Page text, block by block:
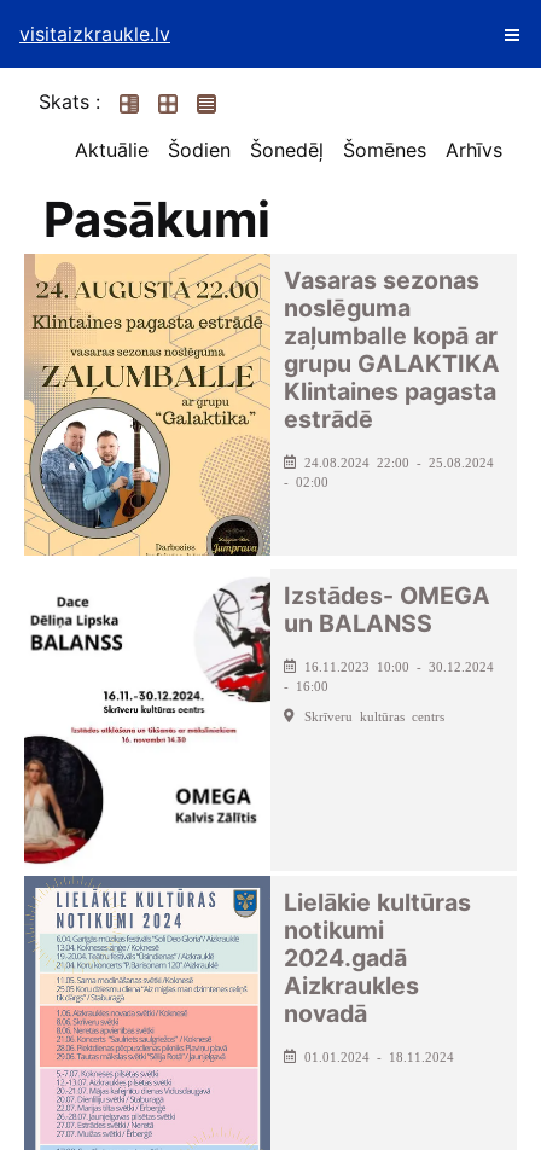
visitaizkraukle.lv
Skats :
Aktuālie
Šodien Šonedēļ Šomēnes Arhīvs
Pasākumi
Vasaras sezonas
noslēguma
zaļumballe kopā ar
grupu GALAKTIKA
Klintaines pagasta
estrādē
24.08.2024 22:00 - 25.08.2024
- 02:00
Izstādes- OMEGA
un BALANSS
16.11.2023 10:00 - 30.12.2024
- 16:00
Skrīveru kultūras centrs
Lielākie kultūras
notikumi
2024.gadā
Aizkraukles
novadā
01.01.2024 - 18.11.2024